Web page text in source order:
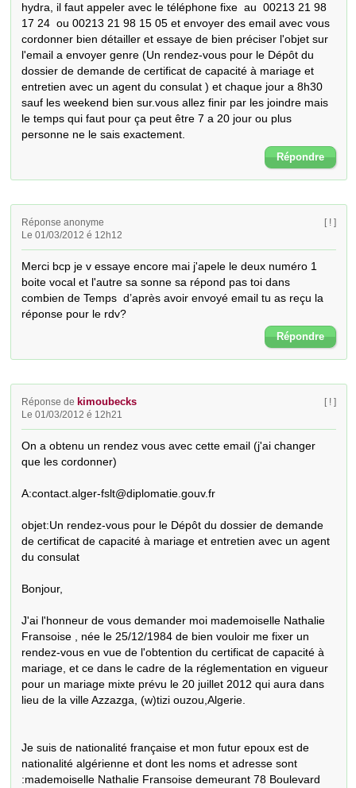
hydra, il faut appeler avec le téléphone fixe  au  00213 21 98
17 24  ou 00213 21 98 15 05 et envoyer des email avec vous
cordonner bien détailler et essaye de bien préciser l'objet sur
l'email a envoyer genre (Un rendez-vous pour le Dépôt du
dossier de demande de certificat de capacité à mariage et
entretien avec un agent du consulat ) et chaque jour a 8h30
sauf les weekend bien sur.vous allez finir par les joindre mais
le temps qui faut pour ça peut être 7 a 20 jour ou plus
personne ne le sais exactement.
Répondre
Réponse anonyme
Le 01/03/2012 é 12h12
[ ! ]
Merci bcp je v essaye encore mai j'apele le deux numéro 1
boite vocal et l'autre sa sonne sa répond pas toi dans
combien de Temps  d’après avoir envoyé email tu as reçu la
réponse pour le rdv?
Répondre
Réponse de kimoubecks
Le 01/03/2012 é 12h21
[ ! ]
On a obtenu un rendez vous avec cette email (j'ai changer
que les cordonner)
A:contact.alger-fslt@diplomatie.gouv.fr
objet:Un rendez-vous pour le Dépôt du dossier de demande
de certificat de capacité à mariage et entretien avec un agent
du consulat
Bonjour,
J'ai l'honneur de vous demander moi mademoiselle Nathalie
Fransoise , née le 25/12/1984 de bien vouloir me fixer un
rendez-vous en vue de l'obtention du certificat de capacité à
mariage, et ce dans le cadre de la réglementation en vigueur
pour un mariage mixte prévu le 20 juillet 2012 qui aura dans
lieu de la ville Azzazga, (w)tizi ouzou,Algerie.
Je suis de nationalité française et mon futur epoux est de
nationalité algérienne et dont les noms et adresse sont
:mademoiselle Nathalie Fransoise demeurant 78 Boulevard